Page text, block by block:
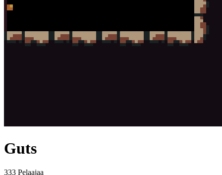
Guts
333 Pelaajaa